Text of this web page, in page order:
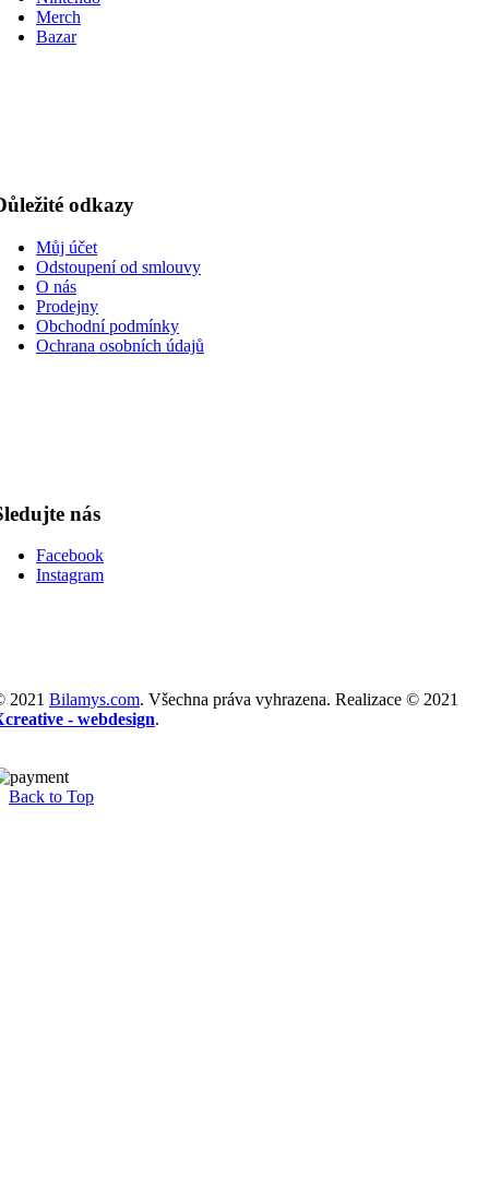
Merch
Bazar
odkazy
Můj účet
Odstoupení od smlouvy
O nás
Prodejny
Obchodní podmínky
Ochrana osobních údajů
nás
Facebook
Instagram
2021 Bilamys.com. Všechna práva vyhrazena. Realizace © 2021
- webdesign.
Back to Top